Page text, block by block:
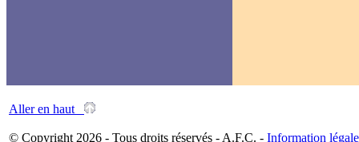
Aller en haut
© Copyright 2026 - Tous droits réservés - A.F.C. - Information légale